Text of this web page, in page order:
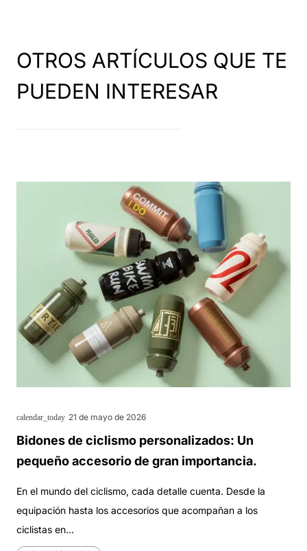
OTROS ARTÍCULOS QUE TE
PUEDEN INTERESAR
calendar_today 21 de mayo de 2026
Bidones de ciclismo personalizados: Un
pequeño accesorio de gran importancia.
En el mundo del ciclismo, cada detalle cuenta. Desde la
equipación hasta los accesorios que acompañan a los
ciclistas en…